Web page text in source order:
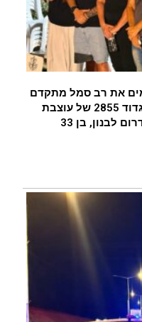
את רב סמל מתקדם
(במיל׳) תמיר וקנין ז"ל, לוחם בגדוד 2855 של עוצבת
חוד החנית (55), שנפל בקרב בדרום לבנון, בן 33